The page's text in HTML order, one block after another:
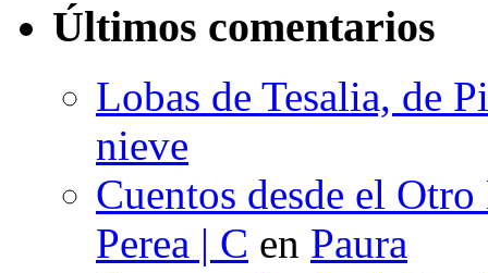
Últimos comentarios
Lobas de Tesalia, de
nieve
Cuentos desde el
Perea | C en Paura